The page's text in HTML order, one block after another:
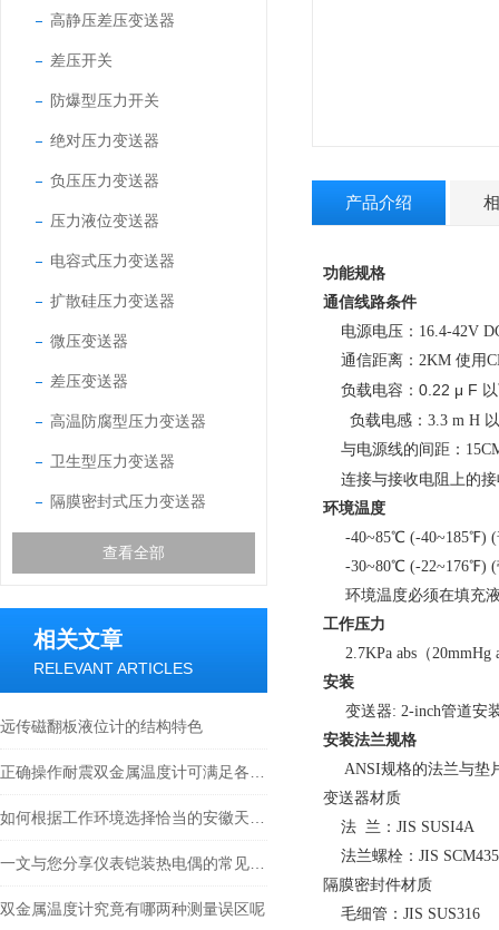
高静压差压变送器
差压开关
防爆型压力开关
绝对压力变送器
负压压力变送器
压力液位变送器
电容式压力变送器
扩散硅压力变送器
微压变送器
差压变送器
高温防腐型压力变送器
卫生型压力变送器
隔膜密封式压力变送器
查看全部
相关文章
RELEVANT ARTICLES
远传磁翻板液位计的结构特色
双金属温度计究竟有哪两种测量误区呢
产品介绍
功能规格
通信线路条件
电源电压：16.4-42V
通信距离：2KM 使用
负载电容： 0.22 μ F
负载电感：3.3 m H
与电源线的间距：
连接与接收电阻上的接
环境温度
-40~85℃ (-40~185℉) (
-30~80℃ (-22~176℉) (
环境温度必须在填充
工作压力
2.7KPa abs（
安装
变送器: 2-inch管道
安装法兰规格
ANSI规格的法兰与垫
变送器材质
法 兰：JIS SUSI4A
法兰螺栓：JIS
隔膜密封件材质
毛细管：JIS SUS316